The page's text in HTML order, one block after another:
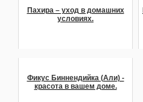
Пахира – уход в домашних
условиях.
Фикус Биннендийка (Али) -
красота в вашем доме.